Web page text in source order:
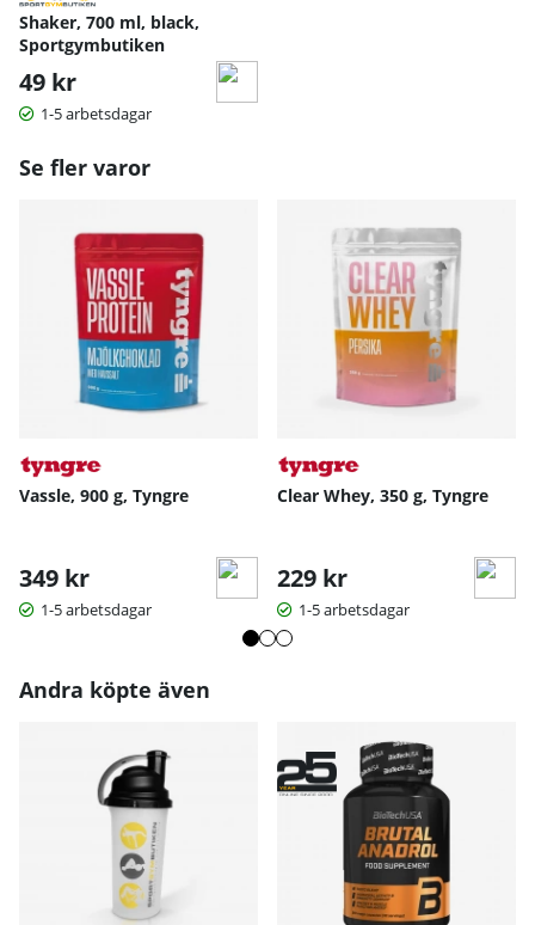
Shaker, 700 ml, black,
Sportgymbutiken
49 kr
1-5 arbetsdagar
Se fler varor
Vassle, 900 g, Tyngre
349 kr
1-5 arbetsdagar
Clear Whey, 350 g, Tyngre
229 kr
1-5 arbetsdagar
Andra köpte även